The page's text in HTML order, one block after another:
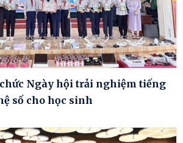
Ngày hội trải nghiệm tiếng
số cho học sinh